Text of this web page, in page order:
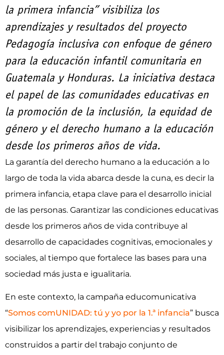
la primera infancia” visibiliza los
aprendizajes y resultados del proyecto
Pedagogía inclusiva con enfoque de género
para la educación infantil comunitaria en
Guatemala y Honduras. La iniciativa destaca
el papel de las comunidades educativas en
la promoción de la inclusión, la equidad de
género y el derecho humano a la educación
desde los primeros años de vida.
La garantía del derecho humano a la educación a lo
largo de toda la vida abarca desde la cuna, es decir la
primera infancia, etapa clave para el desarrollo inicial
de las personas. Garantizar las condiciones educativas
desde los primeros años de vida contribuye al
desarrollo de capacidades cognitivas, emocionales y
sociales, al tiempo que fortalece las bases para una
sociedad más justa e igualitaria.
En este contexto, la campaña educomunicativa
“Somos comUNIDAD: tú y yo por la 1.ª infancia” busca
visibilizar los aprendizajes, experiencias y resultados
construidos a partir del trabajo conjunto de